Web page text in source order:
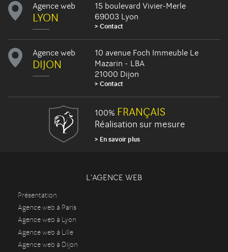
Agence web
LYON
15 boulevard Vivier-Merle
69003 Lyon
Contact
Agence web
DIJON
10 avenue Foch Immeuble Le
Mazarin - LBA
21000 Dijon
Contact
100% FRANÇAIS
Réalisation sur mesure
En savoir plus
L'AGENCE WEB
Présentation
Agence web à Paris
Agence web à Lyon
Agence web à Lille
Agence web à Dijon